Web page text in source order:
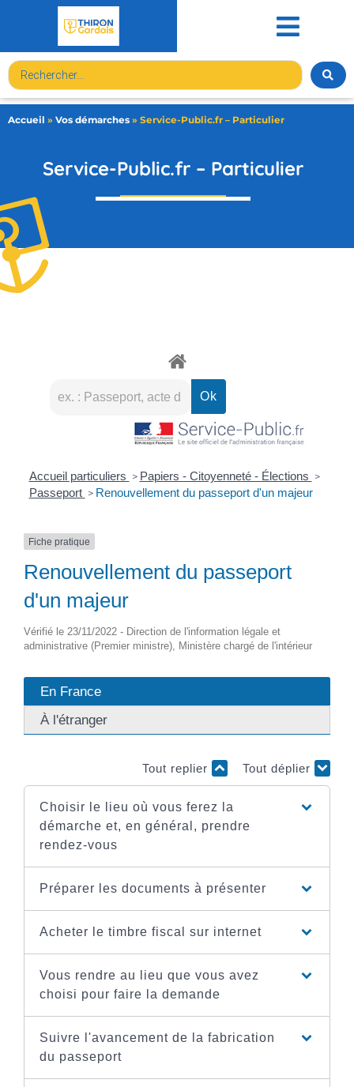
Accueil » Vos démarches » Service-Public.fr – Particulier
Service-Public.fr – Particulier
Accueil particuliers > Papiers - Citoyenneté - Élections >
Passeport > Renouvellement du passeport d'un majeur
Fiche pratique
Renouvellement du passeport
d'un majeur
Vérifié le 23/11/2022 - Direction de l'information légale et
administrative (Premier ministre), Ministère chargé de l'intérieur
En France
À l'étranger
Tout replier Tout déplier
Choisir le lieu où vous ferez la
démarche et, en général, prendre
rendez-vous
Préparer les documents à présenter
Acheter le timbre fiscal sur internet
Vous rendre au lieu que vous avez
choisi pour faire la demande
Suivre l'avancement de la fabrication
du passeport